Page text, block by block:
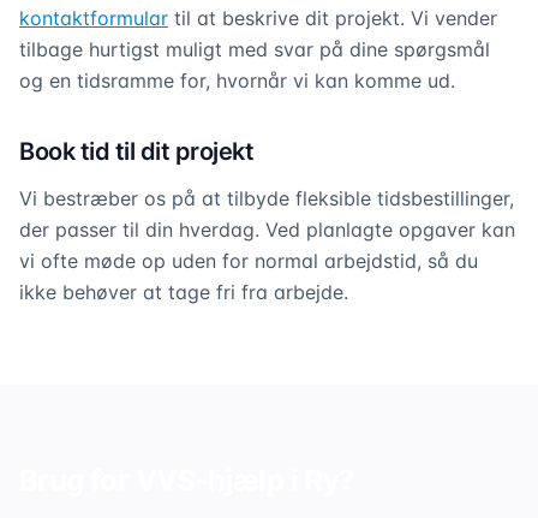
kontaktformular til at beskrive dit projekt. Vi vender
tilbage hurtigst muligt med svar på dine spørgsmål
og en tidsramme for, hvornår vi kan komme ud.
Book tid til dit projekt
Vi bestræber os på at tilbyde fleksible tidsbestillinger,
der passer til din hverdag. Ved planlagte opgaver kan
vi ofte møde op uden for normal arbejdstid, så du
ikke behøver at tage fri fra arbejde.